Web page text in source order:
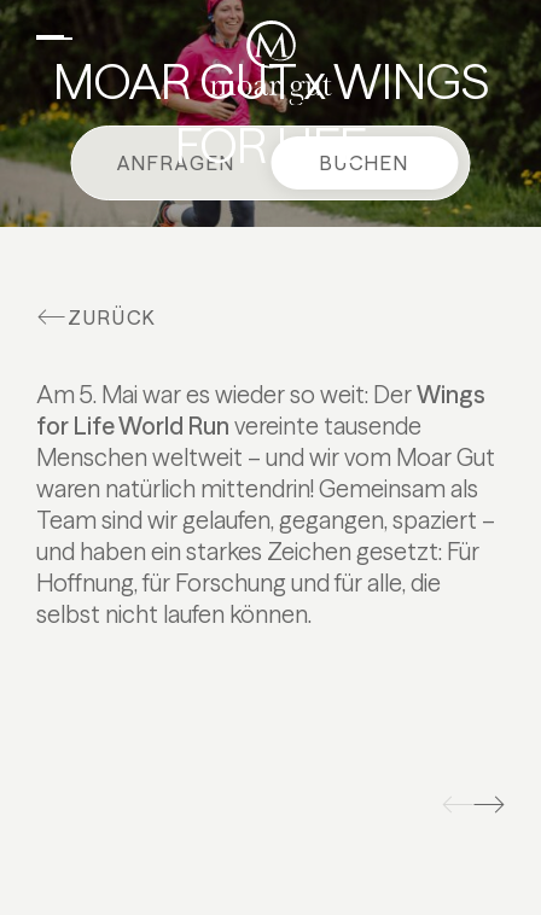
Suiten & Angebote
Familienurlaub
Moar Gut
Kulinarik
DEEN
MOAR GUT x WINGS
FOR LIFE
ANFRAGEN BUCHEN
ZURÜCK
Am 5. Mai war es wieder so weit: DerWings
for Life World Run vereinte tausende
Menschen weltweit – und wir vom Moar Gut
waren natürlich mittendrin! Gemeinsam als
Team sind wir gelaufen, gegangen, spaziert –
und haben ein starkes Zeichen gesetzt: Für
Hoffnung, für Forschung und für alle, die
selbst nicht laufen können.